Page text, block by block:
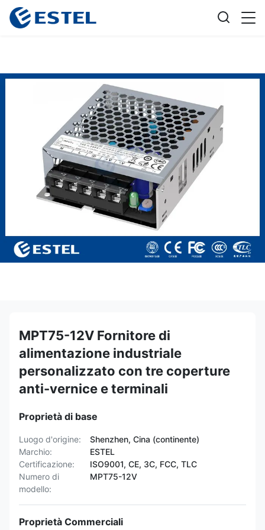
MPT75-12V Fornitore di
alimentazione industriale
personalizzato con tre coperture
anti-vernice e terminali
Proprietà di base
Luogo d'origine:
Shenzhen, Cina (continente)
Marchio:
ESTEL
Certificazione:
ISO9001, CE, 3C, FCC, TLC
Numero di
modello:
MPT75-12V
Proprietà Commerciali